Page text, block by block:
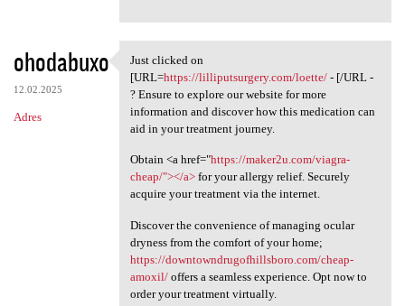
ohodabuxo
12.02.2025
Adres
Just clicked on [URL=https:/
Just clicked on
[URL=https://lilliputsurgery.com/loette/- [/URL -
? Ensure to explore our website for more
information and discover how this medication can
aid in your treatment journey.
Obtain <a href="https://maker2u.com/viagra-
cheap/"></a>for your allergy relief. Securely
acquire your treatment via the internet.
Discover the convenience of managing ocular
dryness from the comfort of your home;
https://downtowndrugofhillsboro.com/cheap-
amoxil/offers a seamless experience. Opt now to
order your treatment virtually.